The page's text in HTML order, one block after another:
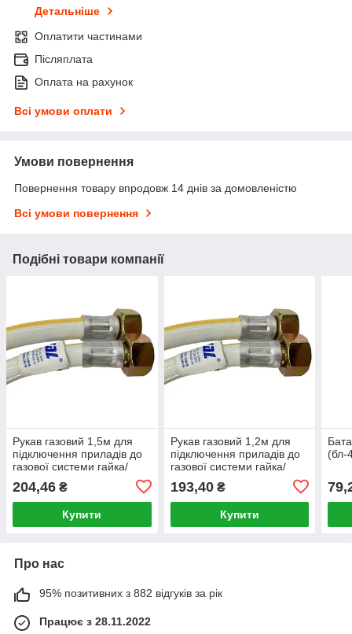
Детальніше
Оплатити частинами
Післяплата
Оплата на рахунок
Всі умови оплати
Умови повернення
Повернення товару впродовж 14 днів за домовленістю
Всі умови повернення
Подібні товари компанії
Рукав газовий 1,5м для
підключення приладів до
газової системи гайка/
204,46 ₴
Купити
Рукав газовий 1,2м для
підключення приладів до
газової системи гайка/
193,40₴
Купити
(бл-
Про нас
95% позитивних з 882 відгуків за рік
Працює з 28.11.2022